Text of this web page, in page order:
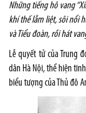
Những tiếng hô vang
khí thế lẫm liệt, sôi nổi
và Tiểu đoàn, rồi hát
Lễ quyết tử của Trung
dân Hà Nội, thể hiện
biểu tượng của Thủ đô